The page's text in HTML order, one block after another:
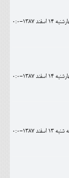
1387-0:0
1387-0:0
1387-0:0